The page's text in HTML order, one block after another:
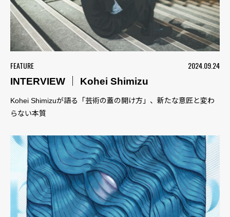
FEATURE
2024.09.24
INTERVIEW ｜ Kohei Shimizu
Kohei Shimizuが語る「芸術の蓋の開け方」、新たな意匠と変わ
らない本質